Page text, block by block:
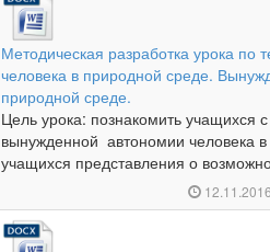
Методическая разработка урока по
человека в природной среде.
природной среде.
Цель урока: познакомить учащихся
вынужденной автономии человека
учащихся представления о